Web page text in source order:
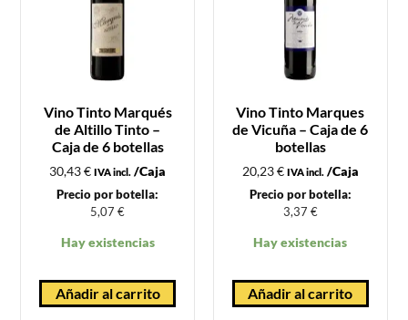
Vino Tinto Marqués
de Altillo Tinto –
Caja de 6 botellas
30,43€ IVA incl. /Caja
Precio por botella:
5,07€
Hay existencias
Añadir al carrito
Vino Tinto Marques
de Vicuña – Caja de 6
botellas
20,23€ IVA incl./Caja
Precio por botella:
3,37 €
Hay existencias
Añadir al carrito